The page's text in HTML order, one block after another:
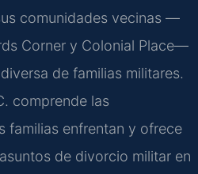
comunidades vecinas —
Corner y Colonial Place—
de familias militares.
comprende las
familias enfrentan y ofrece
de divorcio militar en